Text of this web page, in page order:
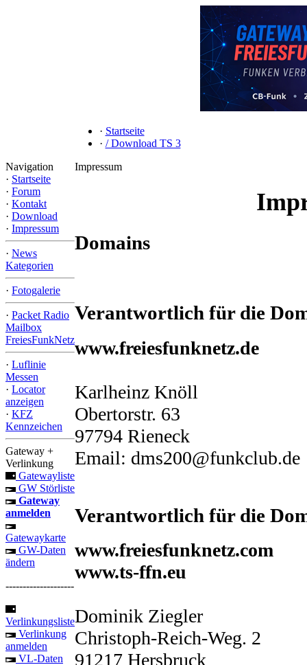
· Startseite
· / Download TS 3
Navigation
· Startseite
· Forum
· Kontakt
· Download
· Impressum
· News
Kategorien
· Fotogalerie
· Packet Radio
Mailbox
FreiesFunkNetz
· Luflinie
Messen
· Locator
anzeigen
· KFZ
Kennzeichen
Gateway +
Verlinkung
Gatewayliste
GW Störliste
Gateway
anmelden
Gatewaykarte
GW-Daten
ändern
--------------------
Verlinkungsliste
Verlinkung
anmelden
VL-Daten
Impressum
Domains
Verantwortlich für die
www.freiesfunknetz.de
Karlheinz Knöll
Obertorstr. 63
97794 Rieneck
Email: dms200@funkclub.de
Verantwortlich für die
www.freiesfunknetz.com
www.ts-ffn.eu
Dominik Ziegler
Christoph-Reich-Weg. 2
91217 Hersbruck